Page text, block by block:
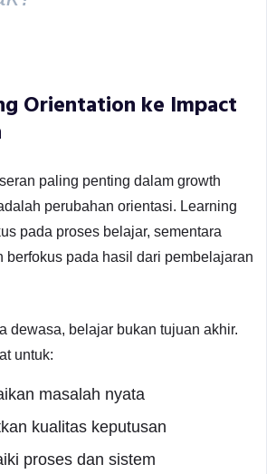
Orientation ke Impact
paling penting dalam growth
perubahan orientasi. Learning
pada proses belajar, sementara
berfokus pada hasil dari pembelajaran
dewasa, belajar bukan tujuan akhir.
untuk:
masalah nyata
kualitas keputusan
proses dan sistem